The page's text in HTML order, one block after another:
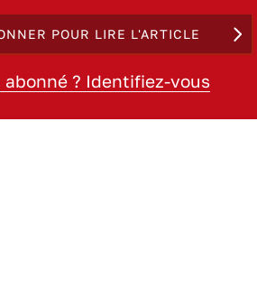
POUR LIRE L'ARTICLE
abonné ? Identifiez-vous